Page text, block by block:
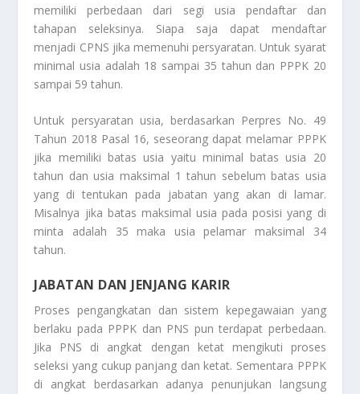
memiliki perbedaan dari segi usia pendaftar dan
tahapan seleksinya.
Siapa saja dapat mendaftar
menjadi CPNS jika memenuhi persyaratan. Untuk syarat
minimal usia adalah 18 sampai 35 tahun dan PPPK 20
sampai 59 tahun.
Untuk persyaratan usia, berdasarkan Perpres No. 49
Tahun 2018 Pasal 16, seseorang dapat melamar PPPK
jika memiliki batas usia yaitu minimal batas usia 20
tahun dan usia maksimal 1 tahun sebelum batas usia
yang di tentukan pada jabatan yang akan di lamar.
Misalnya jika batas maksimal usia pada posisi yang di
minta adalah 35 maka usia pelamar maksimal 34
tahun.
JABATAN DAN JENJANG KARIR
Proses pengangkatan dan sistem kepegawaian yang
berlaku pada PPPK dan PNS pun terdapat perbedaan.
Jika PNS di angkat dengan ketat mengikuti proses
seleksi yang cukup panjang dan ketat. Sementara PPPK
di angkat berdasarkan adanya penunjukan langsung